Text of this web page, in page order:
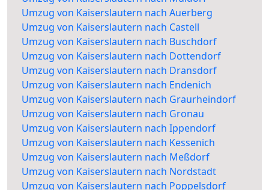
Umzug von Kaiserslautern nach Auerberg
Umzug von Kaiserslautern nach Castell
Umzug von Kaiserslautern nach Buschdorf
Umzug von Kaiserslautern nach Dottendorf
Umzug von Kaiserslautern nach Dransdorf
Umzug von Kaiserslautern nach Endenich
Umzug von Kaiserslautern nach Graurheindorf
Umzug von Kaiserslautern nach Gronau
Umzug von Kaiserslautern nach Ippendorf
Umzug von Kaiserslautern nach Kessenich
Umzug von Kaiserslautern nach Meßdorf
Umzug von Kaiserslautern nach Nordstadt
Umzug von Kaiserslautern nach Poppelsdorf